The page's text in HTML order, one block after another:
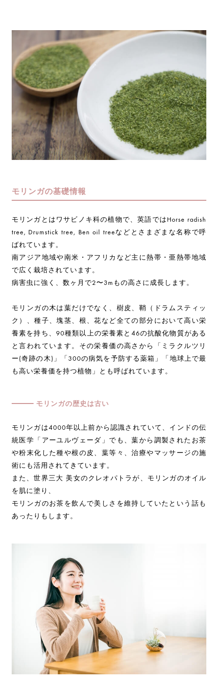
モリンガの基礎情報
モリンガとはワサビノキ科の植物で、英語ではHorse radish
tree, Drumstick tree, Ben oil treeなどとさまざまな名称で呼
ばれています。
南アジア地域や南米・アフリカなど主に熱帯・亜熱帯地域
で広く栽培されています。
病害虫に強く、数ヶ月で2〜3mもの高さに成長します。
モリンガの木は葉だけでなく、樹皮、鞘（ドラムスティッ
ク）、種子、塊茎、根、花など全ての部分において高い栄
養素を持ち、90種類以上の栄養素と46の抗酸化物質がある
と言われています。その栄養価の高さから「ミラクルツリ
ー(奇跡の木)」「300の病気を予防する薬箱」「地球上で最
も高い栄養価を持つ植物」とも呼ばれています。
モリンガの歴史は古い
モリンガは4000年以上前から認識されていて、インドの伝
統医学「アーユルヴェーダ」でも、葉から調製されたお茶
や粉末化した種や根の皮、葉等々、治療やマッサージの施
術にも活用されてきています。
また、世界三大 美女のクレオパトラが、モリンガのオイル
を肌に塗り、
モリンガのお茶を飲んで美しさを維持していたという話も
あったりもします。